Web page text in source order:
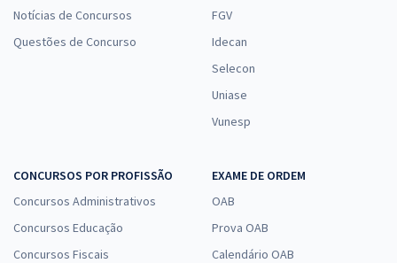
Notícias de Concursos
Questões de Concurso
FGV
Idecan
Selecon
Uniase
Vunesp
CONCURSOS POR PROFISSÃO
Concursos Administrativos
Concursos Educação
Concursos Fiscais
EXAME DE ORDEM
OAB
Prova OAB
Calendário OAB